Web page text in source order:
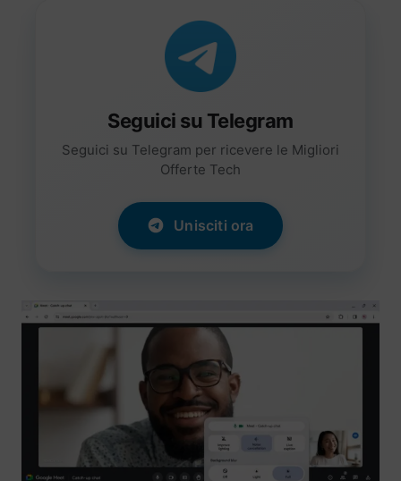
Seguici su Telegram
Seguici su Telegram per ricevere le Migliori
Offerte Tech
Unisciti ora